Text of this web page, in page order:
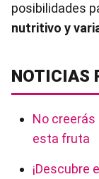
posibilidades
nutritivo y
NOTICIAS
No
esta fruta
¡Descubre